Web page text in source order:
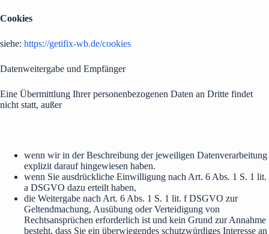
Cookies
siehe: https://getifix-wb.de/cookies
Datenweitergabe und Empfänger
Eine Übermittlung Ihrer personenbezogenen Daten an Dritte findet
nicht statt, außer
wenn wir in der Beschreibung der jeweiligen Datenverarbeitung
explizit darauf hingewiesen haben.
wenn Sie ausdrückliche Einwilligung nach Art. 6 Abs. 1 S. 1 lit.
a DSGVO dazu erteilt haben,
die Weitergabe nach Art. 6 Abs. 1 S. 1 lit. f DSGVO zur
Geltendmachung, Ausübung oder Verteidigung von
Rechtsansprüchen erforderlich ist und kein Grund zur Annahme
besteht, dass Sie ein überwiegendes schutzwürdiges Interesse an